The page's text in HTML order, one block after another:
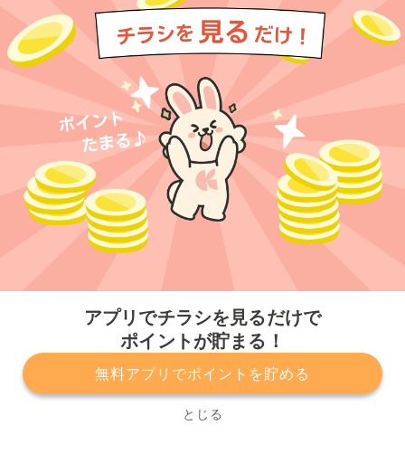
アプリでチラシを見るだけで
ポイントが貯まる！
無料アプリでポイントを貯める
とじる
プライバシーポリシー 利用規約
運営会社
サービスに関してのお問い合わせ